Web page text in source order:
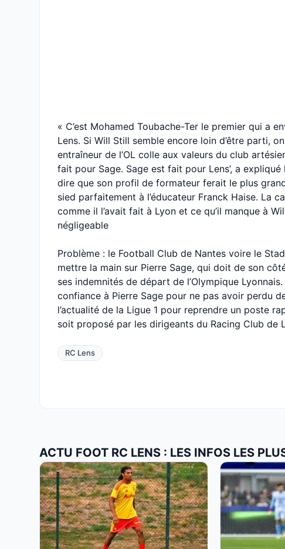
« C’est Mohamed Toubache-Ter le premier qui a
Lens. Si Will Still semble encore loin d’être parti,
entraîneur de l’OL colle aux valeurs du club
fait pour Sage. Sage est fait pour Lens’, a
dire que son profil de formateur ferait le plus
sied parfaitement à l’éducateur Franck Haise. La
comme il l’avait fait à Lyon et ce qu’il manque à
négligeable
Problème : le Football Club de Nantes voire le
mettre la main sur Pierre Sage, qui doit de son
ses indemnités de départ de l’Olympique
confiance à Pierre Sage pour ne pas avoir perdu
l’actualité de la Ligue 1 pour reprendre un poste
soit proposé par les dirigeants du Racing Club de
RC Lens
ACTU FOOT RC LENS : LES INFOS LES